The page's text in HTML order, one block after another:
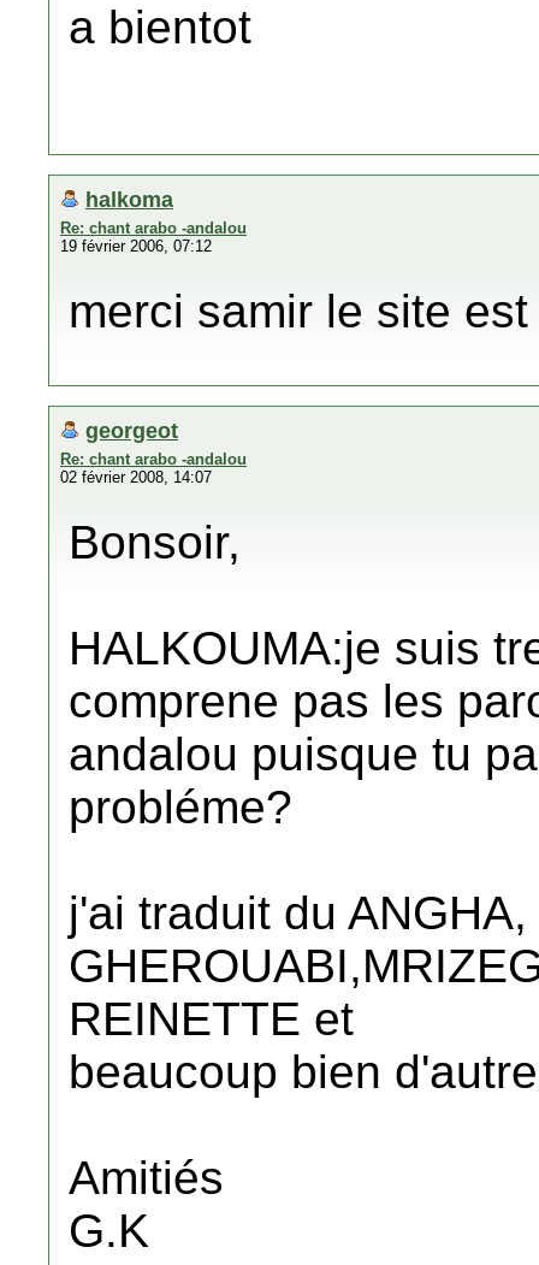
a bientot
halkoma
Re: chant arabo -andalou
19 février 2006, 07:12
merci samir le site
georgeot
Re: chant arabo -andalou
02 février 2008, 14:07
Bonsoir,
HALKOUMA:je suis
comprene pas les
andalou puisque tu
probléme?
j'ai traduit du ANGHA,
REINETTE et
beaucoup bien
Amitiés
G.K